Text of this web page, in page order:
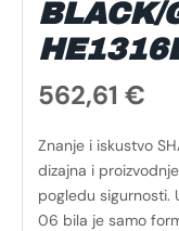
BLACK/
562,61 €
Znanje i iskustvo
dizajna i
pogledu sigurnosti.
06 bila je samo